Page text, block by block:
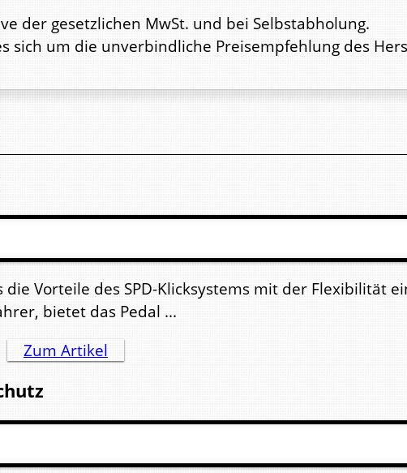
der gesetzlichen MwSt. und bei Selbstabholung.
sich um die unverbindliche Preisempfehlung des
Vorteile des SPD-Klicksystems mit der Flexibilität
bietet das Pedal ...
Zum Artikel